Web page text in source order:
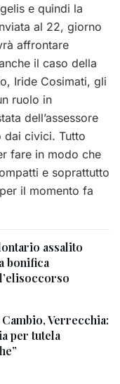
e quindi la
al 22, giorno
affrontare
il caso della
Iride Cosimati, gli
ruolo in
dell’assessore
dai civici. Tutto
fare in modo che
e soprattutto
il momento fa
assalito
bonifica
Verrecchia:
per tutela